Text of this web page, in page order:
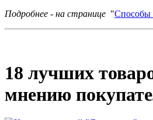
Подробнее - на странице "Способы
18 лучших
мнению